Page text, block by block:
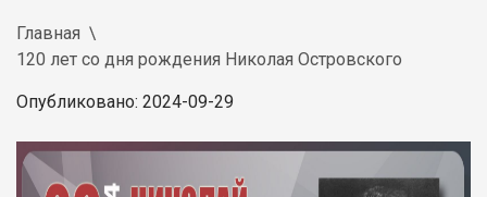
Главная
120 лет со дня рождения Николая Островского
Опубликовано: 2024-09-29